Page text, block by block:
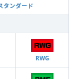
タンダード
RWG